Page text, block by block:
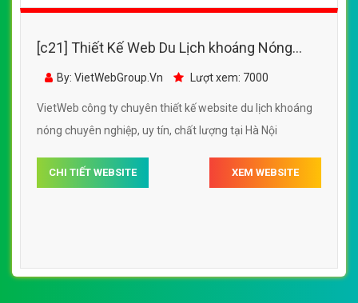
[c21] Thiết Kế Web Du Lịch khoáng Nóng
Thanh Thủy đẹp SEO nhanh hiệu quả
By: VietWebGroup.Vn Lượt xem: 7000
VietWeb công ty chuyên thiết kế website du lịch khoáng
nóng chuyên nghiệp, uy tín, chất lượng tại Hà Nội
CHI TIẾT WEBSITE XEM WEBSITE